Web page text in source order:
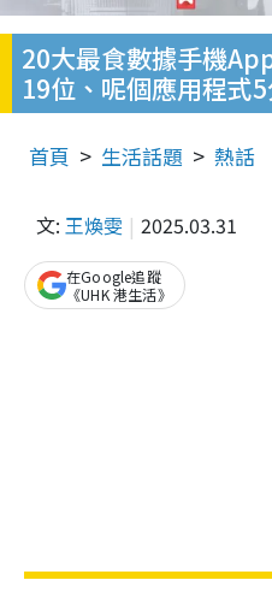
20大最食數據手機
19位、呢個應用程式
首頁 生活話題 熱話
文: 王煥雯 2025.03.31
在Google追蹤
《UHK 港生活》